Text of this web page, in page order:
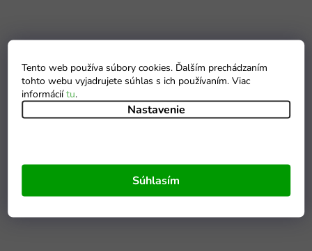
Tento web používa súbory cookies. Ďalším prechádzaním
tohto webu vyjadrujete súhlas s ich používaním. Viac
informáciítu.
Nastavenie
Súhlasím